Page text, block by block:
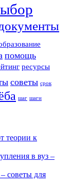
помощь
ресурсы
советы срок
шаг шаги
теории к
в вуз –
советы для